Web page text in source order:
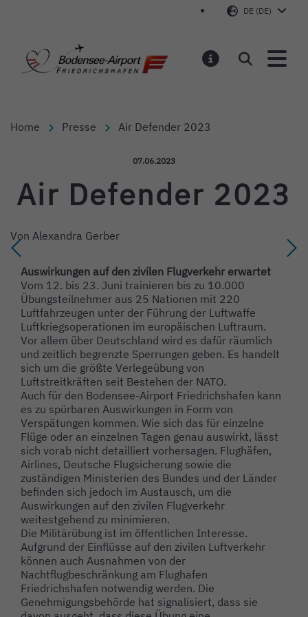
DE (DE)
Bodensee-Airport
Suchen
Home Presse Air Defender 2023
Veröffentlicht am:
07.06.2023
Air Defender 2023
Von Alexandra Gerber
Auswirkungen auf den zivilen Flugverkehr erwartet
Vom 12. bis 23. Juni trainieren bis zu 10.000
Übungsteilnehmer aus 25 Nationen mit 220
Luftfahrzeugen unter der Führung der Luftwaffe
Luftkriegsoperationen im europäischen Luftraum.
Vor allem über Deutschland wird es dafür räumlich
und zeitlich begrenzte Sperrungen geben. Es handelt
sich um die größte Verlegeübung von
Luftstreitkräften seit Bestehen der NATO.
Auch für den Bodensee-Airport Friedrichshafen kann
es zu spürbaren Auswirkungen in Form von
Verspätungen kommen. Wie sich das für einzelne
Flüge oder an einzelnen Tagen genau auswirkt, lässt
sich vorab nicht detailliert vorhersagen. Flughäfen,
Airlines, Deutsche Flugsicherung sowie die
zuständigen Ministerien des Bundes und der Länder
befinden sich jedoch im Austausch, um die
Auswirkungen auf den zivilen Flugverkehr
weitestgehend zu minimieren.
Die Militärübung ist im öffentlichen Interesse.
Aufgrund der Einflüsse auf den zivilen Luftverkehr
können auch Ausnahmen von der
Nachtflugbeschränkung am Flughafen
Friedrichshafen notwendig werden. Die
Genehmigungsbehörde hat signalisiert, dass sie